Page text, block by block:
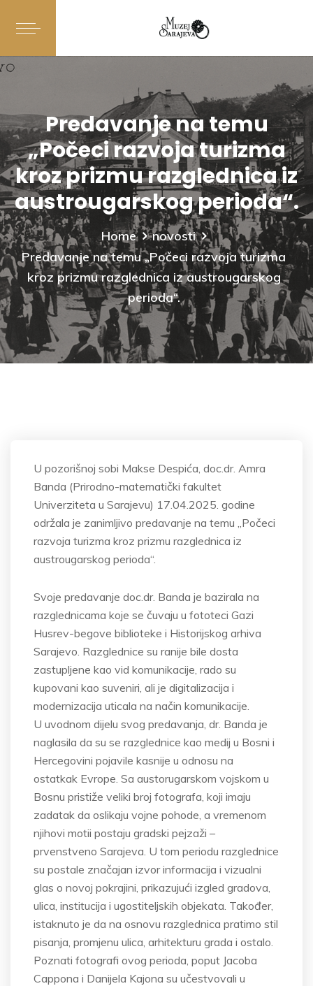
Predavanje na temu
„Počeci razvoja turizma
kroz prizmu razglednica iz
austrougarskog perioda“.
Home
novosti
Predavanje na temu „Počeci razvoja turizma
kroz prizmu razglednica iz austrougarskog
perioda“.
U pozorišnoj sobi Makse Despića, doc.dr. Amra
Banda (Prirodno-matematički fakultet
Univerziteta u Sarajevu) 17.04.2025. godine
održala je zanimljivo predavanje na temu „Počeci
razvoja turizma kroz prizmu razglednica iz
austrougarskog perioda“.
Svoje predavanje doc.dr. Banda je bazirala na
razglednicama koje se čuvaju u fototeci Gazi
Husrev-begove biblioteke i Historijskog arhiva
Sarajevo. Razglednice su ranije bile dosta
zastupljene kao vid komunikacije, rado su
kupovani kao suveniri, ali je digitalizacija i
modernizacija uticala na način komunikacije.
U uvodnom dijelu svog predavanja, dr. Banda je
naglasila da su se razglednice kao medij u Bosni i
Hercegovini pojavile kasnije u odnosu na
ostatkak Evrope. Sa austorugarskom vojskom u
Bosnu pristiže veliki broj fotografa, koji imaju
zadatak da oslikaju vojne pohode, a vremenom
njihovi motii postaju gradski pejzaži –
prvenstveno Sarajeva. U tom periodu razglednice
su postale značajan izvor informacija i vizualni
glas o novoj pokrajini, prikazujući izgled gradova,
ulica, institucija i ugostiteljskih objekata. Također,
istaknuto je da na osnovu razglednica pratimo stil
pisanja, promjenu ulica, arhitekturu grada i ostalo.
Poznati fotografi ovog perioda, poput Jacoba
Cappona i Danijela Kajona su učestvovali u